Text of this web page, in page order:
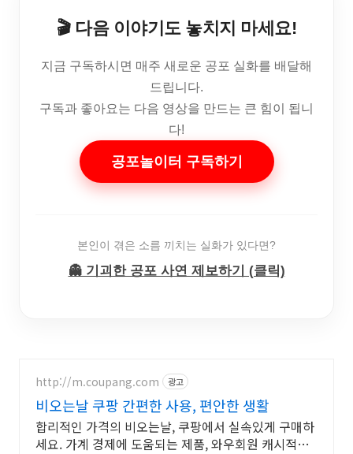
🎬 다음 이야기도 놓치지 마세요!
지금 구독하시면 매주 새로운 공포 실화를 배달해
드립니다.
구독과 좋아요는 다음 영상을 만드는 큰 힘이 됩니
다!
공포놀이터 구독하기
본인이 겪은 소름 끼치는 실화가 있다면?
👻 기괴한 공포 사연 제보하기 (클릭)
http://m.coupang.com 광고
비오는날 쿠팡 간편한 사용, 편안한 생활
합리적인 가격의 비오는날, 쿠팡에서 실속있게 구매하
세요. 가계 경제에 도움되는 제품, 와우회원 캐시적립